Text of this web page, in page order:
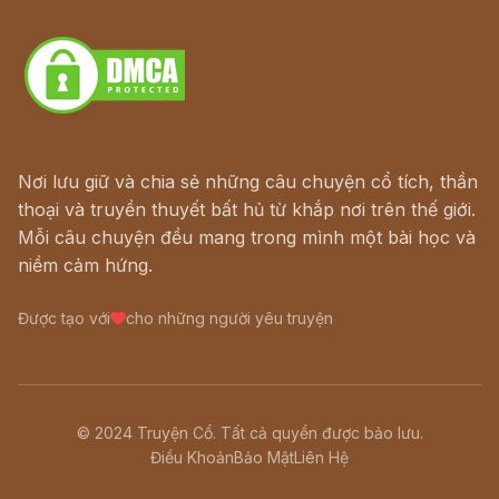
Nơi lưu giữ và chia sẻ những câu chuyện cổ tích, thần
thoại và truyền thuyết bất hủ từ khắp nơi trên thế giới.
Mỗi câu chuyện đều mang trong mình một bài học và
niềm cảm hứng.
Được tạo với cho những người yêu truyện
© 2024 Truyện Cổ. Tất cả quyền được bảo lưu.
Điều KhoảnBảo MậtLiên Hệ